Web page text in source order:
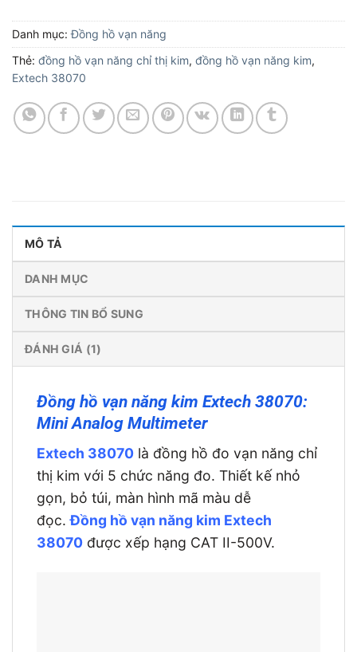
Danh mục:Đồng hồ vạn năng
Thẻ: đồng hồ vạn năng chỉ thị kim, đồng hồ vạn năng kim,
Extech 38070
MÔ TẢ
DANH MỤC
THÔNG TIN BỔ SUNG
ĐÁNH GIÁ (1)
Đồng hồ vạn năng kim Extech 38070:
Mini Analog Multimeter
Extech 38070 là đồng hồ đo vạn năng chỉ
thị kim với 5 chức năng đo. Thiết kế nhỏ
gọn, bỏ túi, màn hình mã màu dễ
đọc.Đồng hồ vạn năng kim Extech
38070 được xếp hạng CAT II-500V.